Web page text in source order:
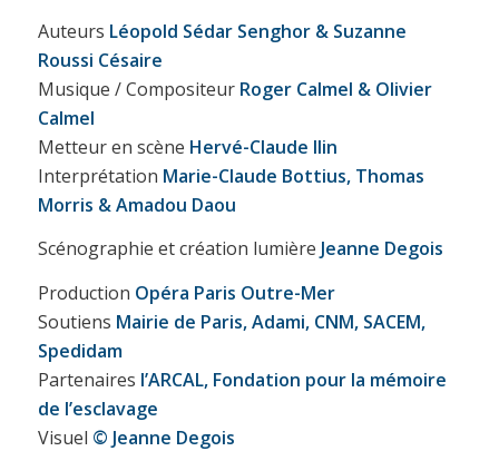
Auteurs Léopold Sédar Senghor & Suzanne
Roussi Césaire
Musique / Compositeur Roger Calmel & Olivier
Calmel
Metteur en scène Hervé-Claude Ilin
Interprétation Marie-Claude Bottius, Thomas
Morris & Amadou Daou
Scénographie et création lumière Jeanne Degois
Production Opéra Paris Outre-Mer
Soutiens Mairie de Paris, Adami, CNM, SACEM,
Spedidam
Partenaires l’ARCAL, Fondation pour la mémoire
de l’esclavage
Visuel © Jeanne Degois